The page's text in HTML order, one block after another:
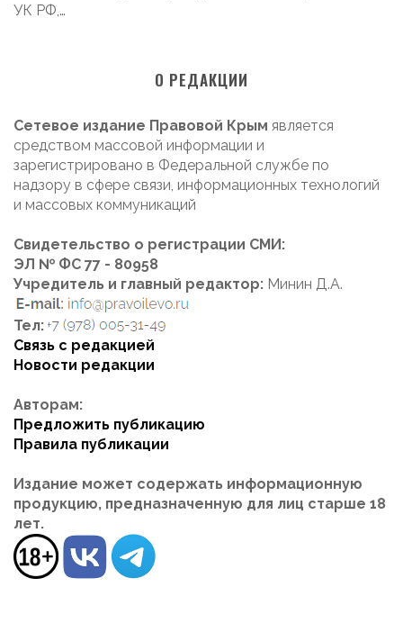
УК РФ,…
О РЕДАКЦИИ
Сетевое издание Правовой Крым является
средством массовой информации и
зарегистрировано в Федеральной службе по
надзору в сфере связи, информационных технологий
и массовых коммуникаций
Свидетельство о регистрации СМИ:
ЭЛ № ФС 77 - 80958
Учредитель и главный редактор: Минин Д.А.
Тел:
Связь с редакцией
Новости редакции
Авторам:
Предложить публикацию
Правила публикации
Издание может содержать информационную
продукцию, предназначенную для лиц старше 18
лет.